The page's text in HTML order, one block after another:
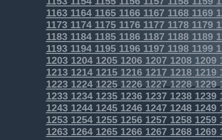
11631164116511661167 11681169
11731174117511761177 11781179
11831184118511861187 11881189
11931194119511961197 11981199
12031204120512061207 12081209
12131214121512161217 12181219
1223122412251226122712281229
1233123412351236123712381239
1243124412451246124712481249
1253125412551256125712581259
1263126412651266126712681269